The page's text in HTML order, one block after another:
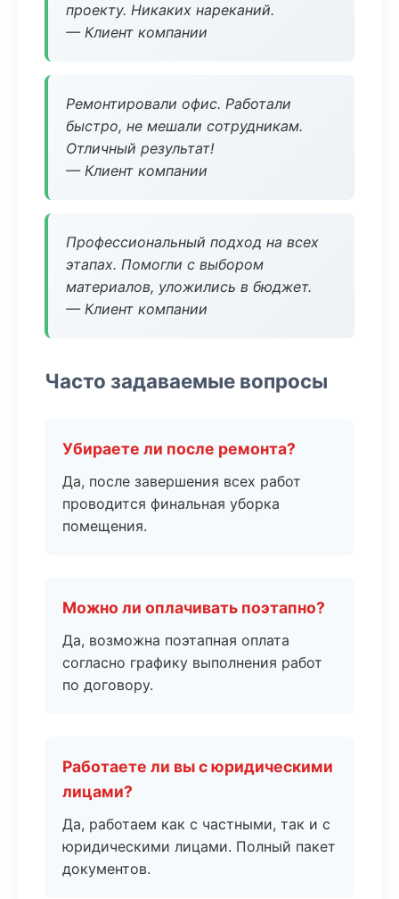
проекту. Никаких нареканий.
— Клиент компании
Ремонтировали офис. Работали
быстро, не мешали сотрудникам.
Отличный результат!
— Клиент компании
Профессиональный подход на всех
этапах. Помогли с выбором
материалов, уложились в бюджет.
— Клиент компании
Часто задаваемые вопросы
Убираете ли после ремонта?
Да, после завершения всех работ
проводится финальная уборка
помещения.
Можно ли оплачивать поэтапно?
Да, возможна поэтапная оплата
согласно графику выполнения работ
по договору.
Работаете ли вы с юридическими
лицами?
Да, работаем как с частными, так и с
юридическими лицами. Полный пакет
документов.